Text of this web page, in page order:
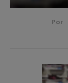
Por